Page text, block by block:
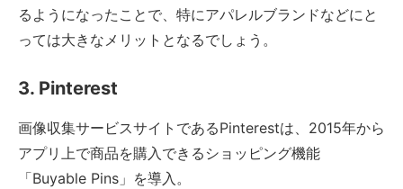
るようになったことで、特にアパレルブランドなどにと
っては大きなメリットとなるでしょう。
3. Pinterest
画像収集サービスサイトであるPinterestは、2015年から
アプリ上で商品を購入できるショッピング機能
「Buyable Pins」を導入。